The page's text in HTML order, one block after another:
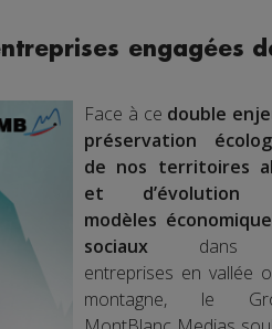
engagées
Face à ce double
préservation
de nos territoires
et d’évolution
modèles
sociaux dans
entreprises en vallée
montagne, le